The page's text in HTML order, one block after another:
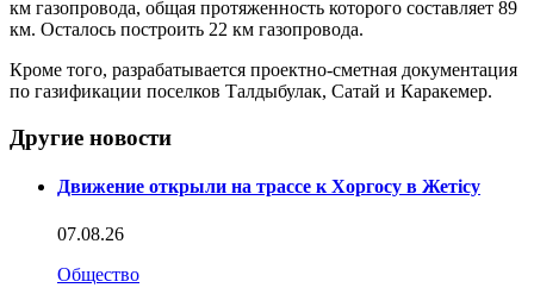
км газопровода, общая протяженность которого составляет 89
км. Осталось построить 22 км газопровода.
Кроме того, разрабатывается проектно-сметная документация
по газификации поселков Талдыбулак, Сатай и Каракемер.
Другие новости
Движение открыли на трассе к Хоргосу в Жетісу
07.08.26
Общество